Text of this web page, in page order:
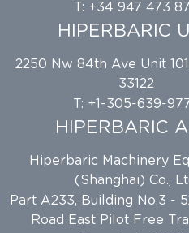
T: +34 947 473
HIPERBARIC
2250 Nw 84th Ave Unit
33122
T: +1-305-639-
HIPERBARIC
Hiperbaric Machinery
(Shanghai) Co.,
Part A233, Building No.3 -
Road East Pilot Free